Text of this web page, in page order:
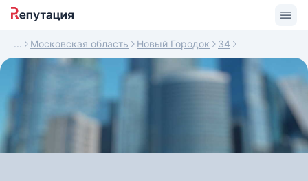
Московская область Новый Городок 34